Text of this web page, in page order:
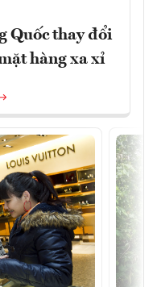
Quốc thay đổi
hàng xa xỉ